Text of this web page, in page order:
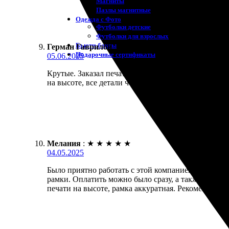
Пазлы магнитные
Одежда с Фото
Футболки детские
Футболки для взрослых
Бьюти-боксы
Подарочные сертификаты
Герман Гаврилов :
05.06.2025
Крутые. Заказал печать фото 15х15 с рамкой.
на высоте, все детали четкие. Упаковка
Мелания : ★ ★ ★ ★ ★
04.05.2025
Было приятно работать с этой компанией.
рамки. Оплатить можно было сразу, а также
печати на высоте, рамка аккуратная. Рекомендую